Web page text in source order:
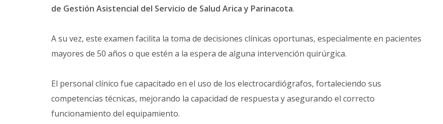
de Gestión Asistencial del Servicio de Salud Arica y Parinacota.
A su vez, este examen facilita la toma de decisiones clínicas oportunas, especialmente en pacientes
mayores de 50 años o que estén a la espera de alguna intervención quirúrgica.
El personal clínico fue capacitado en el uso de los electrocardiógrafos, fortaleciendo sus
competencias técnicas, mejorando la capacidad de respuesta y asegurando el correcto
funcionamiento del equipamiento.